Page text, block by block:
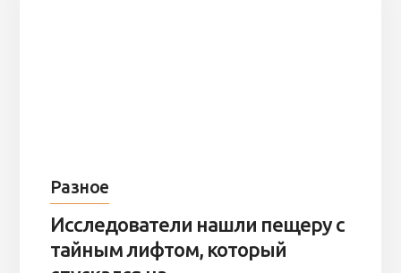
Разное
Исследователи нашли пещеру с
тайным лифтом, который